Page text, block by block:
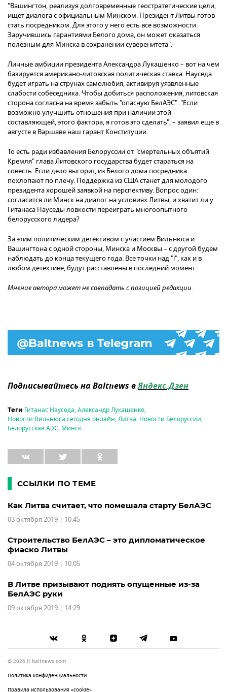
"Вашингтон, реализуя долговременные геостратегические цели,
ищет диалога с официальным Минском. Президент Литвы готов
стать посредником. Для этого у него есть все возможности.
Заручившись гарантиями Белого дома, он может оказаться
полезным для Минска в сохранении суверенитета".
Личные амбиции президента Александра Лукашенко – вот на чем
базируется американо-литовская политическая ставка. Науседа
будет играть на струнах самолюбия, активируя уязвленные
слабости собеседника. Чтобы добиться расположения, литовская
сторона согласна на время забыть "опасную БелАЭС". "Если
возможно улучшить отношения при наличии этой
составляющей, этого фактора, я готов это сделать", – заявил еще в
августе в Варшаве наш гарант Конституции.
То есть ради избавления Белоруссии от "смертельных объятий
Кремля" глава Литовского государства будет стараться на
совесть. Если дело выгорит, из Белого дома посредника
похлопают по плечу. Поддержка из США станет для молодого
президента хорошей заявкой на перспективу. Вопрос один:
согласится ли Минск на диалог на условиях Литвы, и хватит ли у
Гитанаса Науседы ловкости переиграть многоопытного
белорусского лидера?
За этим политическим детективом с участием Вильнюса и
Вашингтона с одной стороны, Минска и Москвы – с другой будем
наблюдать до конца текущего года. Все точки над "i", как и в
любом детективе, будут расставлены в последний момент.
Мнение автора может не совпадать с позицией редакции.
Подписывайтесь на Baltnews вЯндекс.Дзен
Теги Гитанас Науседа,Александр Лукашенко,
Новости Вильнюса сегодня онлайн,Литва, Новости Белоруссии,
Белорусская АЭС, Минск
ССЫЛКИ ПО ТЕМЕ
Как Литва считает, что помешала старту БелАЭС
03 октября 2019 | 10:45
Строительство БелАЭС – это дипломатическое
фиаско Литвы
04 октября 2019 | 10:05
В Литве призывают поднять опущенные из-за
БелАЭС руки
09 октября 2019 | 14:29
© 2026 lt.baltnews.com
Политика конфиденциальности
Правила использования «cookie»